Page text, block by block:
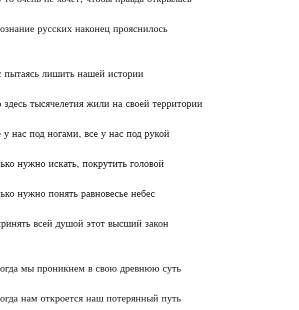
русских наконец прояснилось
пытаясь лишить нашей истории
здесь тысячелетия жили на своей территории
у нас под ногами, все у нас под рукой
нужно искать, покрутить головой
нужно понять равновесье небес
всей душой этот высший закон
мы проникнем в свою древнюю суть
нам откроется наш потерянный путь